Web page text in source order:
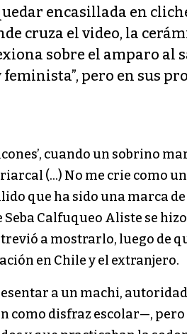
encasillada en
cruza el video, la
sobre el amparo al
pero en sus
cuando un sobrino
(…) No me crie como
que ha sido una marca
Calfuqueo Aliste se
a mostrarlo, luego
en Chile y el extranjero.
a un machi,
como disfraz escolar—,